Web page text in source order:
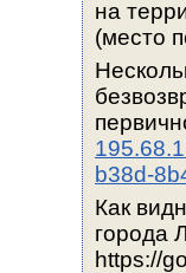
на
(место
b38d-
Как
города
https://